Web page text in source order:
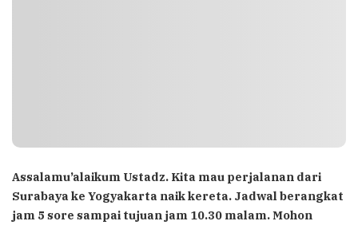
Assalamu’alaikum Ustadz. Kita mau perjalanan dari
Surabaya ke Yogyakarta naik kereta. Jadwal berangkat
jam 5 sore sampai tujuan jam 10.30 malam. Mohon